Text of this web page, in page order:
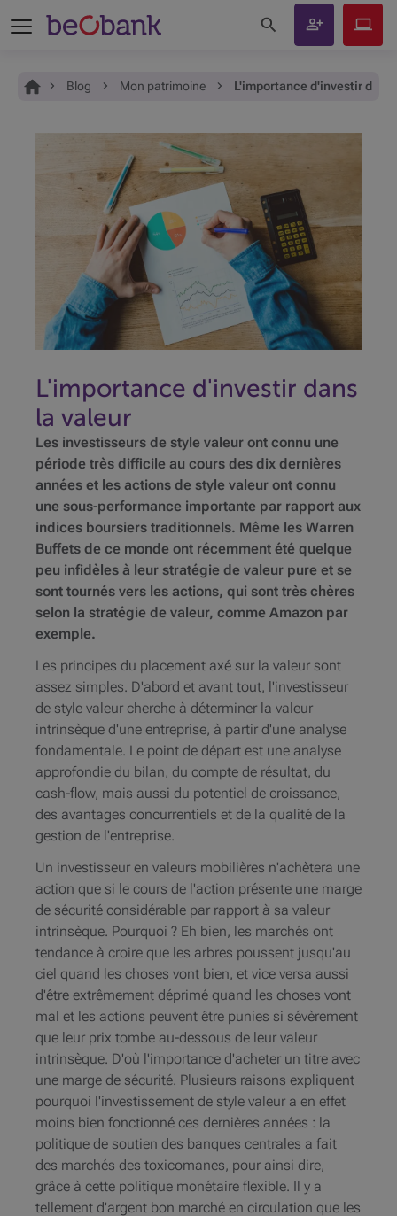
Vous êtes ici:
Accueil Blog Mon patrimoine L'importance d'investir dans
L'importance d'investir dans
la valeur
Les investisseurs de style valeur ont connu une
période très difficile au cours des dix dernières
années et les actions de style valeur ont connu
une sous-performance importante par rapport aux
indices boursiers traditionnels. Même les Warren
Buffets de ce monde ont récemment été quelque
peu infidèles à leur stratégie de valeur pure et se
sont tournés vers les actions, qui sont très chères
selon la stratégie de valeur, comme Amazon par
exemple.
Les principes du placement axé sur la valeur sont
assez simples. D'abord et avant tout, l'investisseur
de style valeur cherche à déterminer la valeur
intrinsèque d'une entreprise, à partir d'une analyse
fondamentale. Le point de départ est une analyse
approfondie du bilan, du compte de résultat, du
cash-flow, mais aussi du potentiel de croissance,
des avantages concurrentiels et de la qualité de la
gestion de l'entreprise.
Un investisseur en valeurs mobilières n'achètera une
action que si le cours de l'action présente une marge
de sécurité considérable par rapport à sa valeur
intrinsèque. Pourquoi ? Eh bien, les marchés ont
tendance à croire que les arbres poussent jusqu'au
ciel quand les choses vont bien, et vice versa aussi
d'être extrêmement déprimé quand les choses vont
mal et les actions peuvent être punies si sévèrement
que leur prix tombe au-dessous de leur valeur
intrinsèque. D'où l'importance d'acheter un titre avec
une marge de sécurité. Plusieurs raisons expliquent
pourquoi l'investissement de style valeur a en effet
moins bien fonctionné ces dernières années : la
politique de soutien des banques centrales a fait
des marchés des toxicomanes, pour ainsi dire,
grâce à cette politique monétaire flexible. Il y a
tellement d'argent bon marché en circulation que les